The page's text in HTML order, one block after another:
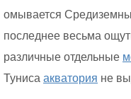
омывается
последнее весьма
различные отдельные
Туниса акватория не